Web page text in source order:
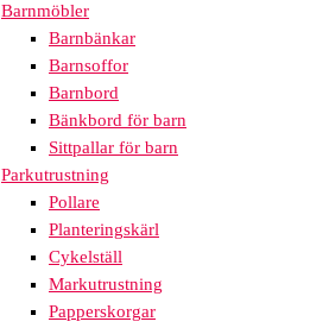
Barnmöbler
Barnbänkar
Barnsoffor
Barnbord
Bänkbord för barn
Sittpallar för barn
Parkutrustning
Pollare
Planteringskärl
Cykelställ
Markutrustning
Papperskorgar